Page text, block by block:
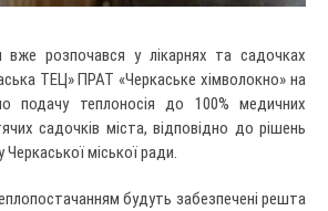
вже розпочався у лікарнях та садочках
ТЕЦ» ПРАТ «Черкаське хімволокно» на
подачу теплоносія до 100% медичних
садочків міста, відповідно до рішень
міської ради.
будуть забезпечені решта